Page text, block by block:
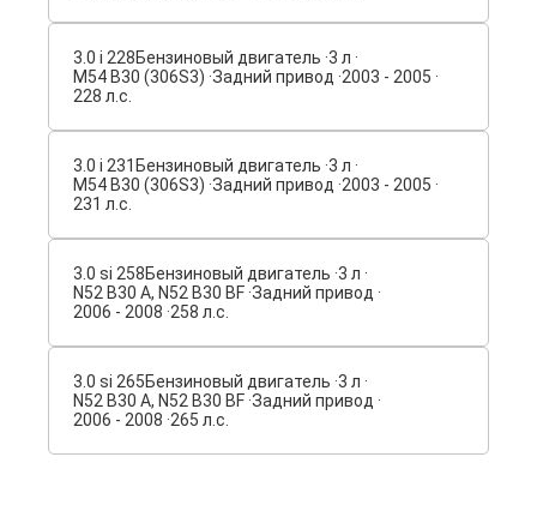
3.0 i 228Бензиновый двигатель ·3 л ·
M54 B30 (306S3) ·Задний привод ·2003 - 2005 ·
228 л.с.
3.0 i 231 Бензиновый двигатель ·3 л ·
M54 B30 (306S3) ·Задний привод ·2003 - 2005 ·
231 л.с.
3.0 si 258Бензиновый двигатель ·3 л ·
N52 B30 A, N52 B30 BF ·Задний привод ·
2006 - 2008 ·258 л.с.
3.0 si 265Бензиновый двигатель ·3 л ·
N52 B30 A, N52 B30 BF ·Задний привод ·
2006 - 2008 ·265 л.с.